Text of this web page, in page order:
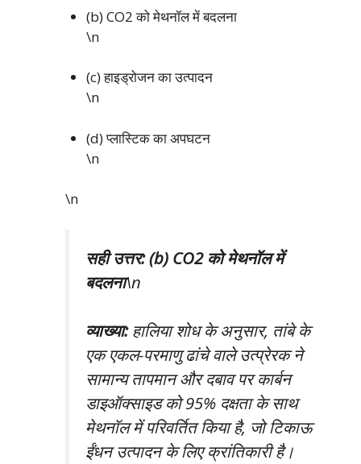
(b) CO2 को मेथनॉल में बदलना
\n
(c) हाइड्रोजन का उत्पादन
\n
(d) प्लास्टिक का अपघटन
\n
\n
सही उत्तर: (b) CO2 को मेथनॉल में
बदलना\n
व्याख्या:हालिया शोध के अनुसार, तांबे के
एक एकल-परमाणु ढांचे वाले उत्प्रेरक ने
सामान्य तापमान और दबाव पर कार्बन
डाइऑक्साइड को 95% दक्षता के साथ
मेथनॉल में परिवर्तित किया है, जो टिकाऊ
ईंधन उत्पादन के लिए क्रांतिकारी है।